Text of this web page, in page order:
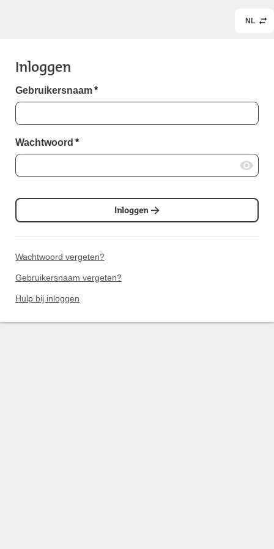
NL
Inloggen
Gebruikersnaam*
Wachtwoord *
Inloggen
Wachtwoord vergeten?
Gebruikersnaam vergeten?
Hulp bij inloggen